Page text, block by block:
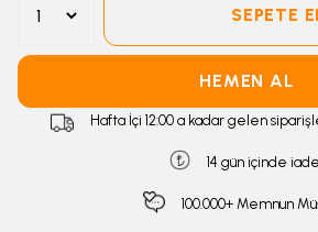
SEPETE
HEMEN AL
Hafta İçi 12:00 a kadar gelen
14 gün içinde iade
100.000+ Memnun